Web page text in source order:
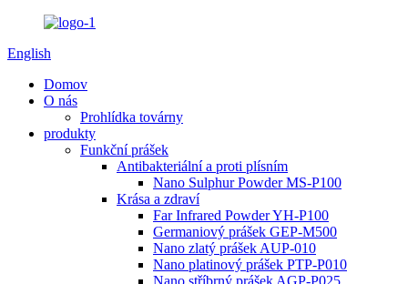
English
Domov
O nás
Prohlídka továrny
produkty
Funkční prášek
Antibakteriální a proti plísním
Nano Sulphur Powder MS-P100
Krása a zdraví
Far Infrared Powder YH-P100
Germaniový prášek GEP-M500
Nano zlatý prášek AUP-010
Nano platinový prášek PTP-P010
Nano stříbrný prášek AGP-P025